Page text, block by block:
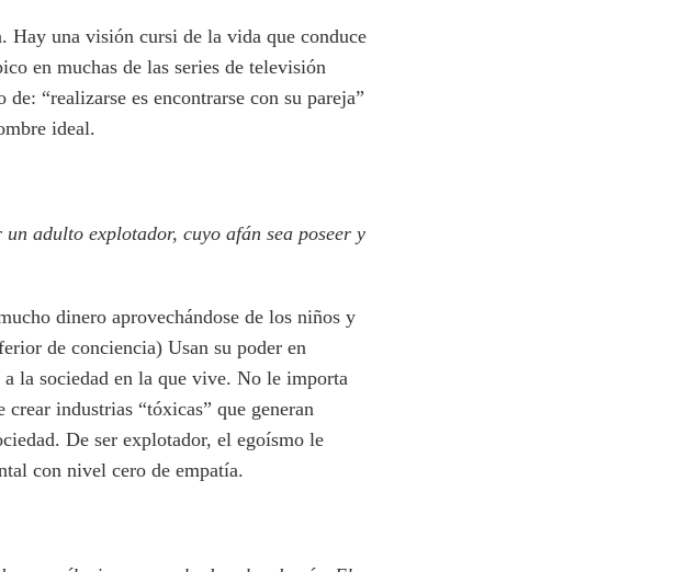
Hay una visión cursi de la vida que conduce
en muchas de las series de televisión
“realizarse es encontrarse con su pareja”
ideal.
adulto explotador, cuyo afán sea poseer y
dinero aprovechándose de los niños y
de conciencia) Usan su poder en
la sociedad en la que vive. No le importa
industrias “tóxicas” que generan
De ser explotador, el egoísmo le
con nivel cero de empatía.